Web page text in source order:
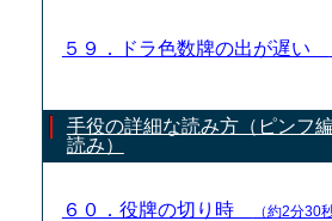
５９．ドラ色数牌の出が遅い
手役の詳細な読み方（ピンフ
読み）
６０．役牌の切り時 （約2分30秒